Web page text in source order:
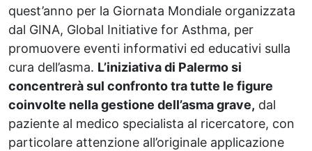
quest’anno per la Giornata Mondiale organizzata
dal GINA, Global Initiative for Asthma, per
promuovere eventi informativi ed educativi sulla
cura dell’asma. L’iniziativa di Palermo si
concentrerà sul confronto tra tutte le figure
coinvolte nella gestione dell’asma grave, dal
paziente al medico specialista al ricercatore, con
particolare attenzione all’originale applicazione